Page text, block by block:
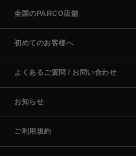
全国のPARCO店舗
初めてのお客様へ
よくあるご質問 / お問い合わせ
お知らせ
ご利用規約